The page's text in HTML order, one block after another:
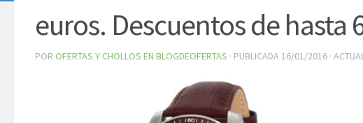
euros. Descuentos de hasta
POR OFERTAS Y CHOLLOS EN BLOGDEOFERTAS · PUBLICADA 16/01/2016 ·